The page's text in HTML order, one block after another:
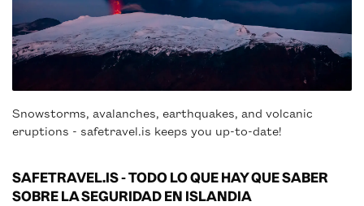
Snowstorms, avalanches, earthquakes, and volcanic
eruptions - safetravel.is keeps you up-to-date!
SAFETRAVEL.IS - TODO LO QUE HAY QUE SABER
SOBRE LA SEGURIDAD EN ISLANDIA